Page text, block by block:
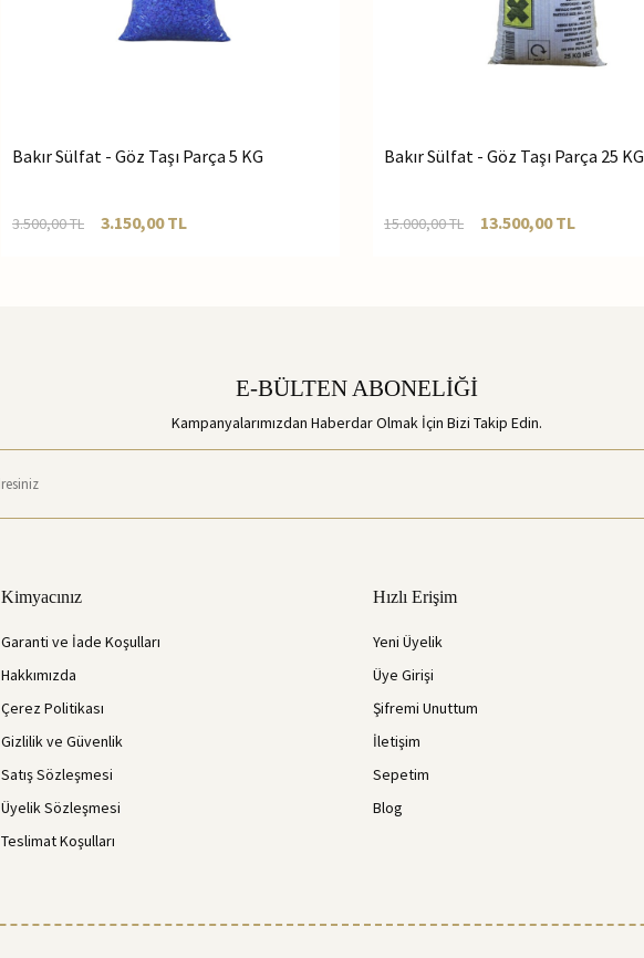
Bakır Sülfat - Göz Taşı Parça 5 KG
3.500,00TL 3.150,00TL
Bakır Sülfat - Göz Taşı Parça 25 KG
15.000,00TL 13.500,00TL
E-BÜLTEN ABONELİĞİ
Kampanyalarımızdan Haberdar Olmak İçin Bizi Takip Edin.
Kimyacınız
Garanti ve İade Koşulları
Hakkımızda
Çerez Politikası
Gizlilik ve Güvenlik
Satış Sözleşmesi
Üyelik Sözleşmesi
Teslimat Koşulları
Hızlı Erişim
Yeni Üyelik
Üye Girişi
Şifremi Unuttum
İletişim
Sepetim
Blog